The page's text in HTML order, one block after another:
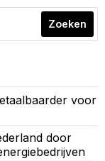
Zoeken
voor
door